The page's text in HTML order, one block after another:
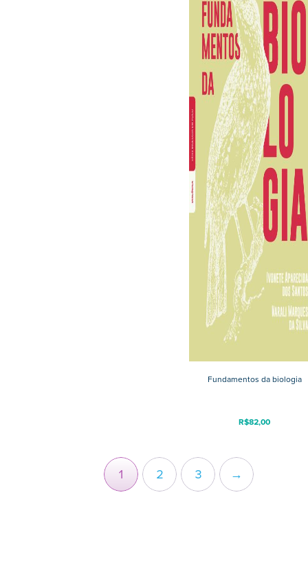
Fundamentos da biologia
R$82,00
1 2 3 →